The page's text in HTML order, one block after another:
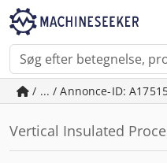
/ ... / Annonce-ID:
Vertical Insulated